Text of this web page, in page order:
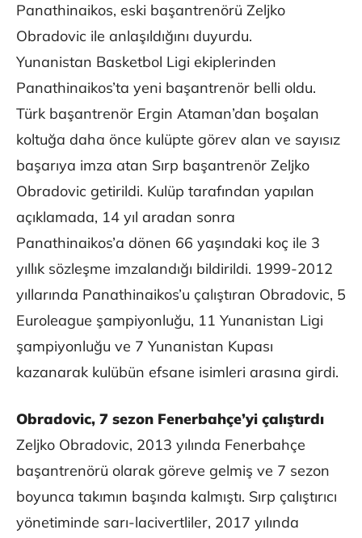
Panathinaikos, eski başantrenörü Zeljko
Obradovic ile anlaşıldığını duyurdu.
Yunanistan Basketbol Ligi ekiplerinden
Panathinaikos’ta yeni başantrenör belli oldu.
Türk başantrenör Ergin Ataman’dan boşalan
koltuğa daha önce kulüpte görev alan ve sayısız
başarıya imza atan Sırp başantrenör Zeljko
Obradovic getirildi. Kulüp tarafından yapılan
açıklamada, 14 yıl aradan sonra
Panathinaikos’a dönen 66 yaşındaki koç ile 3
yıllık sözleşme imzalandığı bildirildi. 1999-2012
yıllarında Panathinaikos’u çalıştıran Obradovic, 5
Euroleague şampiyonluğu, 11 Yunanistan Ligi
şampiyonluğu ve 7 Yunanistan Kupası
kazanarak kulübün efsane isimleri arasına girdi.
Obradovic, 7 sezon Fenerbahçe’yi çalıştırdı
Zeljko Obradovic, 2013 yılında Fenerbahçe
başantrenörü olarak göreve gelmiş ve 7 sezon
boyunca takımın başında kalmıştı. Sırp çalıştırıcı
yönetiminde sarı-lacivertliler, 2017 yılında